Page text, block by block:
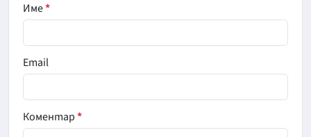
Име*
Email
Коментар*